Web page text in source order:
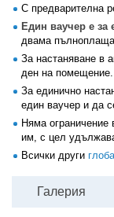
С предварителна
Един ваучер е за
двама
За настаняване в
ден на помещение.
За единично
един ваучер и да
Няма ограничение
им, с цел
Всички други
Галерия